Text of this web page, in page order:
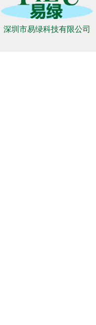
深圳市易绿科技有限公司